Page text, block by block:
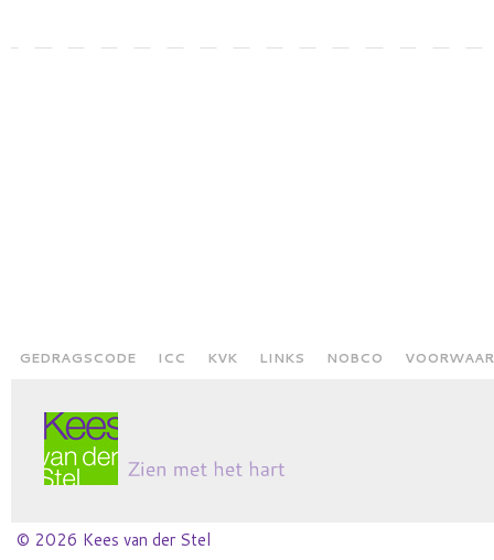
GEDRAGSCODE ICC KVK LINKS NOBCO
© 2026 Kees van der Stel